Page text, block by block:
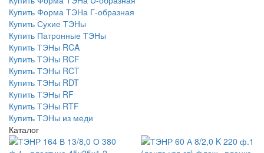
Купить Форма ТЭНа Г-образная
Купить Сухие ТЭНы
Купить Патронные ТЭНы
Купить ТЭНы RCA
Купить ТЭНы RCF
Купить ТЭНы RCT
Купить ТЭНы RDT
Купить ТЭНы RF
Купить ТЭНы RTF
Купить ТЭНы из меди
Каталог